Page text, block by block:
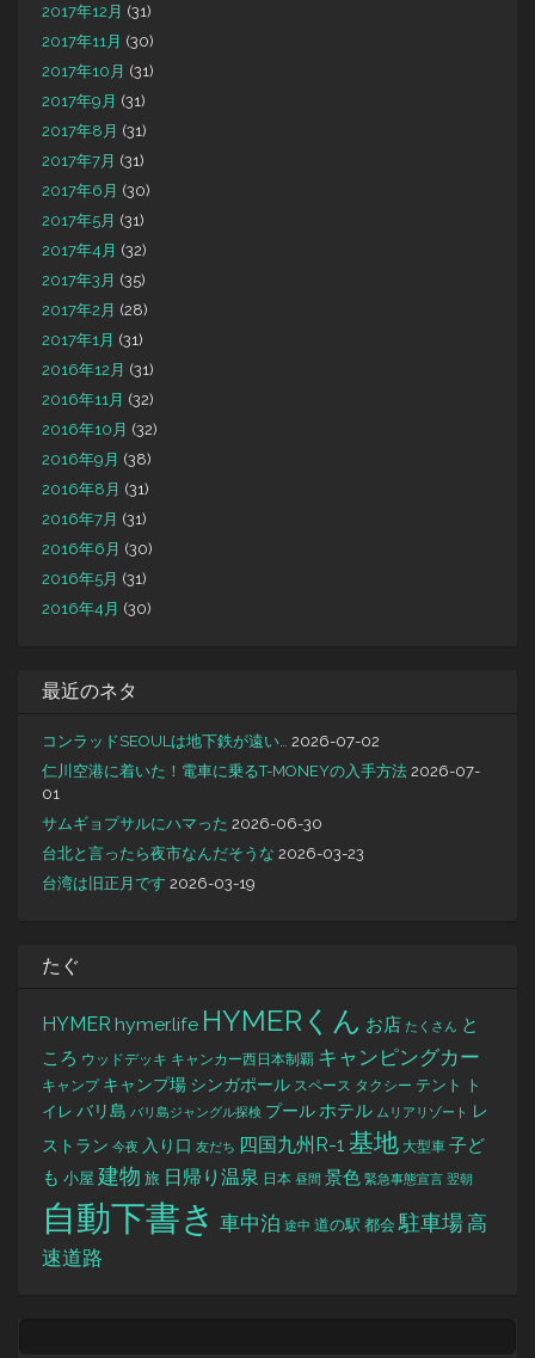
2017年12月 (31)
2017年11月 (30)
2017年10月 (31)
2017年9月 (31)
2017年8月 (31)
2017年7月 (31)
2017年6月 (30)
2017年5月 (31)
2017年4月 (32)
2017年3月 (35)
2017年2月 (28)
2017年1月 (31)
2016年12月 (31)
2016年11月 (32)
2016年10月 (32)
2016年9月 (38)
2016年8月 (31)
2016年7月 (31)
2016年6月 (30)
2016年5月 (31)
2016年4月 (30)
最近のネタ
コンラッドSEOULは地下鉄が遠い…
2026-07-02
仁川空港に着いた！電車に乗るT-MONEYの入手方法 2026-07-
01
サムギョプサルにハマった 2026-06-30
台北と言ったら夜市なんだそうな 2026-03-23
台湾は旧正月です 2026-03-19
たぐ
HYMER hymer.life HYMERくん お店 たくさん と
ころ ウッドデッキ キャンカー西日本制覇 キャンピングカー
キャンプ キャンプ場 シンガポール スペース タクシー テント
ト
イレ バリ島 バリ島ジャングル探検 プールホテル ムリアリゾート
レ
ストラン 今夜 入り口 友だち 四国九州R-1 基地 大型車 子ど
も 小屋 建物 旅 日帰り温泉 日本 昼間 景色 緊急事態宣言 翌朝
自動下書き 車中泊 途中 道の駅 都会 駐車場高
速道路